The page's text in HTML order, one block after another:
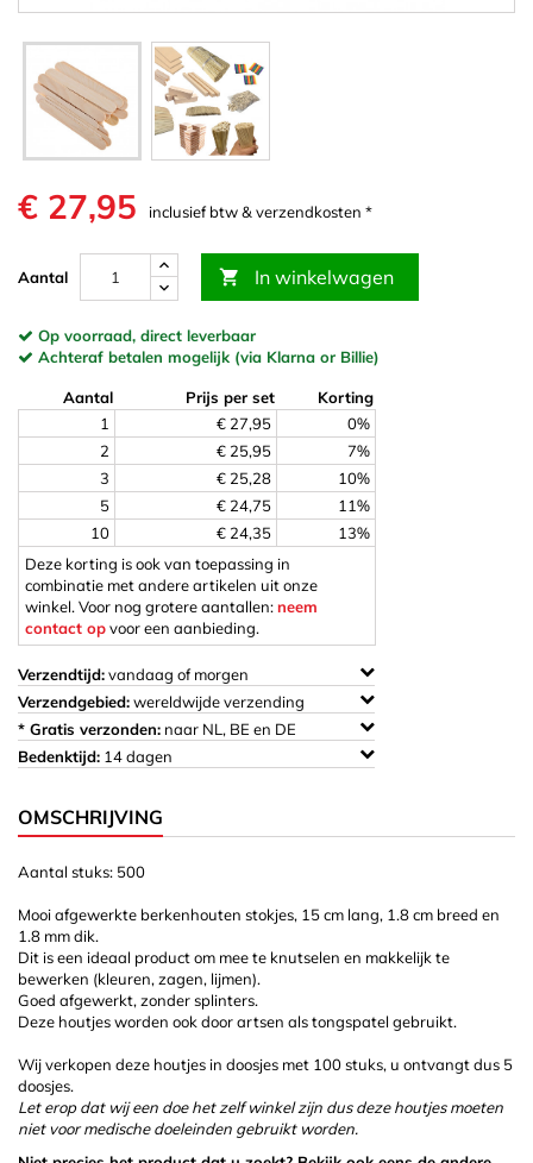
€ 27,95 inclusief btw & verzendkosten *
Aantal  In winkelwagen
Op voorraad, direct leverbaar
Achteraf betalen mogelijk (via Klarna or Billie)
Aantal Prijs per set
Korting
1
€ 27,95
0%
2
€ 25,95
7%
3
€ 25,28
10%
5
€ 24,75
11%
10
€ 24,35
13%
Deze korting is ook van toepassing in
combinatie met andere artikelen uit onze
winkel. Voor nog grotere aantallen:neem
contact opvoor een aanbieding.
Verzendtijd:vandaag of morgen
Verzendgebied:wereldwijde verzending
* Gratis verzonden: naar NL, BE en DE
Bedenktijd: 14 dagen
OMSCHRIJVING
Aantal stuks: 500
Mooi afgewerkte berkenhouten stokjes, 15 cm lang, 1.8 cm breed en
1.8 mm dik.
Dit is een ideaal product om mee te knutselen en makkelijk te
bewerken (kleuren, zagen, lijmen).
Goed afgewerkt, zonder splinters.
Deze houtjes worden ook door artsen als tongspatel gebruikt.
Wij verkopen deze houtjes in doosjes met 100 stuks, u ontvangt dus 5
doosjes.
Let erop dat wij een doe het zelf winkel zijn dus deze houtjes moeten
niet voor medische doeleinden gebruikt worden.